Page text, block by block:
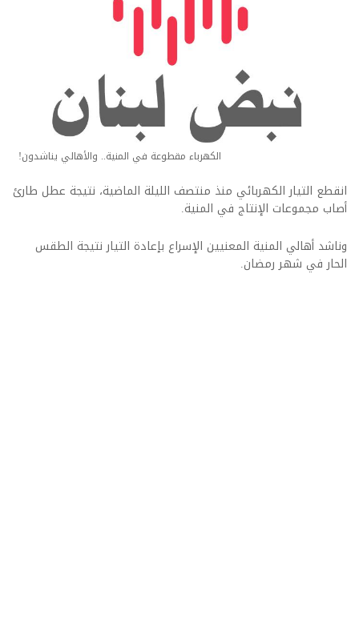
الكهرباء مقطوعة في المنية.. والأهالي يناشدون!
انقطع التيار الكهربائي منذ منتصف الليلة الماضية، نتيجة عطل طارئ
أصاب مجموعات الإنتاج في المنية.
وناشد أهالي المنية المعنيين الإسراع بإعادة التيار نتيجة الطقس
الحار في شهر رمضان.